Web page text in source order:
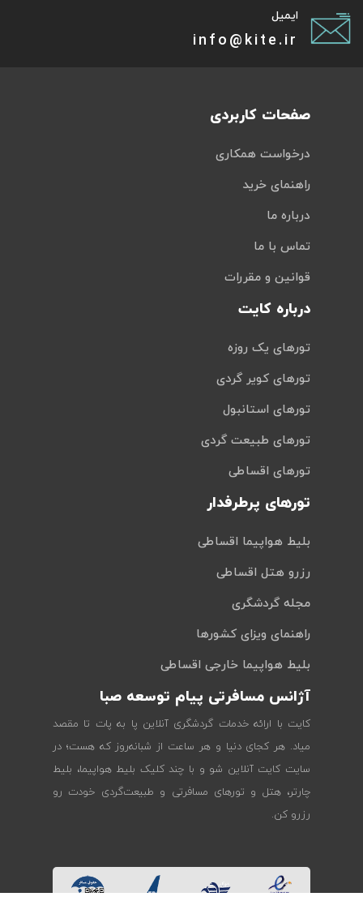
ایمیل
info@kite.ir
صفحات کاربردی
درخواست همکاری
راهنمای خرید
درباره ما
تماس با ما
قوانین و مقررات
درباره کایت
تورهای یک روزه
تورهای کویر گردی
تورهای استانبول
تورهای طبیعت گردی
تورهای اقساطی
تورهای پرطرفدار
بلیط هواپیما اقساطی
رزرو هتل اقساطی
مجله گردشگری
راهنمای ویزای کشورها
بلیط هواپیما خارجی اقساطی
آژانس مسافرتی پیام توسعه صبا
کایت با ارائه خدمات گردشگری آنلاین پا به پات تا مقصد
میاد. هر کجای دنیا و هر ساعت از شبانه‌روز که هست؛ در
سایت کایت آنلاین شو و با چند کلیک بلیط هواپیما، بلیط
چارتر، هتل و تورهای مسافرتی و طبیعت‌گردی خودت رو
رزرو کن.